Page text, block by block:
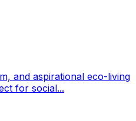
and aspirational eco-living
for social...